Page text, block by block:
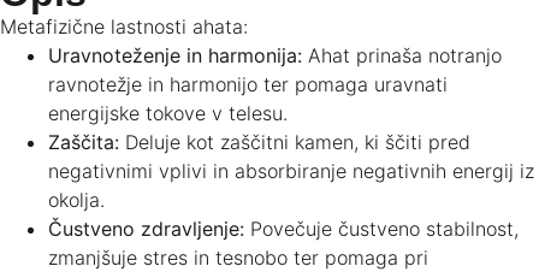
Metafizične lastnosti ahata:
Uravnoteženje in harmonija: Ahat prinaša notranjo
ravnotežje in harmonijo ter pomaga uravnati
energijske tokove v telesu.
Zaščita: Deluje kot zaščitni kamen, ki ščiti pred
negativnimi vplivi in absorbiranje negativnih energij iz
okolja.
Čustveno zdravljenje: Povečuje čustveno stabilnost,
zmanjšuje stres in tesnobo ter pomaga pri